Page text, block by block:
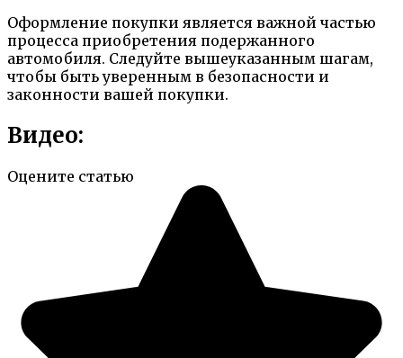
Оформление покупки является важной частью
процесса приобретения подержанного
автомобиля. Следуйте вышеуказанным шагам,
чтобы быть уверенным в безопасности и
законности вашей покупки.
Видео:
Оцените статью